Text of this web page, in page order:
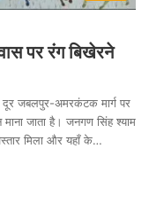
पर रंग बिखेरने
दूर जबलपुर-अमरकंटक मार्ग पर
जाता है। जनगण सिंह श्याम
मिला और यहाँ के…